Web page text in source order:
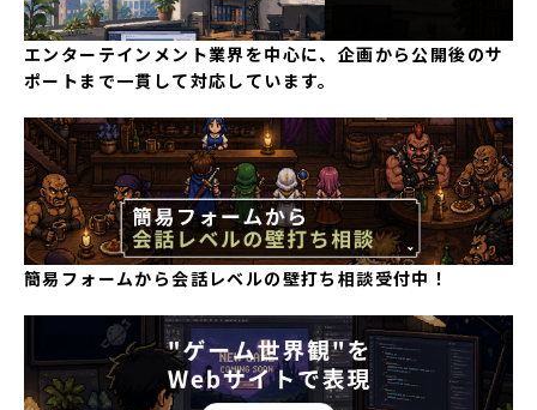
エンターテインメント業界を中心に、企画から公開後のサ
ポートまで一貫して対応しています。
簡易フォームから会話レベルの壁打ち相談受付中！